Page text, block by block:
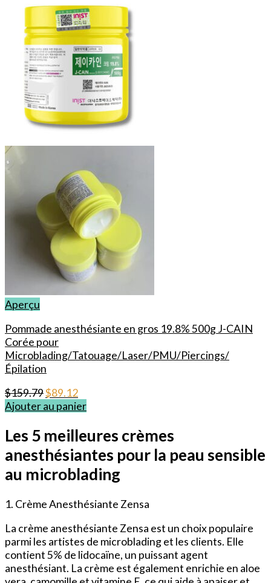
$139.79.$91.12.
Aperçu
Pommade anesthésiante en gros 19.8% 500g J-CAIN
Corée pour
Microblading/Tatouage/Laser/PMU/Piercings/
Épilation
$159.79Le
prix
était :
$159.79.
$89.12Le
prix
est :
$89.12.
Ajouter au panier
Les 5 meilleures crèmes
anesthésiantes pour la peau sensible
au microblading
1. Crème Anesthésiante Zensa
La crème anesthésiante Zensa est un choix populaire
parmi les artistes de microblading et les clients. Elle
contient 5% de lidocaïne, un puissant agent
anesthésiant. La crème est également enrichie en aloe